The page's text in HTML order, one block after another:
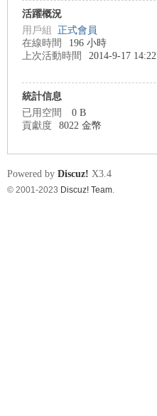
nF
活躍概況
用戶組 正式會員
在線時間
196 小時
上次活動時間
2014-9-17 14:22
統計信息
已用空間
0 B
貢獻度
8022 金幣
Powered by Discuz! X3.4
© 2001-2023 Discuz! Team.